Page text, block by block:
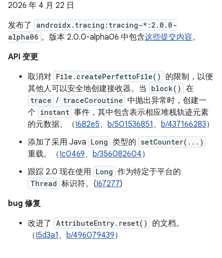
2026 年 4 月 22 日
发布了
androidx.tracing:tracing-*:2.0.0-
alpha06 。版本 2.0.0-alpha06 中包含这些提交内容。
API 变更
取消对 File.createPerfettoFile()
的限制，以便
其他人可以安全地创建接收器。当
block() 在
trace / traceCoroutine 中抛出异常时，创建一
个 instant 事件，其中包含表示相应堆栈轨迹元素
的元数据。（I682e5、 b/501536851 、 b/437166283）
添加了采用 Java Long 类型的 setCounter(...)
重载。（Ic0469、 b/356082604）
跟踪 2.0 现在使用 Long 作为特定于平台的
Thread 标识符。(I67277)
bug 修复
改进了 AttributeEntry.reset()
的文档。
（I5d3a1 、 b/496079439）